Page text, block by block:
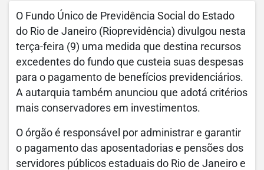
O Fundo Único de Previdência Social do Estado
do Rio de Janeiro (Rioprevidência) divulgou nesta
terça-feira (9) uma medida que destina recursos
excedentes do fundo que custeia suas despesas
para o pagamento de benefícios previdenciários.
A autarquia também anunciou que adotá critérios
mais conservadores em investimentos.
O órgão é responsável por administrar e garantir
o pagamento das aposentadorias e pensões dos
servidores públicos estaduais do Rio de Janeiro e